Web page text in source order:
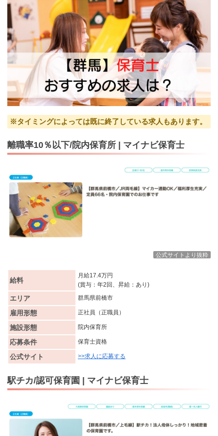
※タイミングによっては既に終了している求人もあります。
離職率10％以下/院内保育所 | マイナビ保育士
公式サイトより抜粋
給料
月給17.4万円
(賞与：年2回、昇給：あり)
エリア 群馬県前橋市
雇用形態 正社員（正職員）
施設形態 院内保育所
応募条件 保育士資格
公式サイト >>求人に応募する
駅チカ/認可保育園 | マイナビ保育士